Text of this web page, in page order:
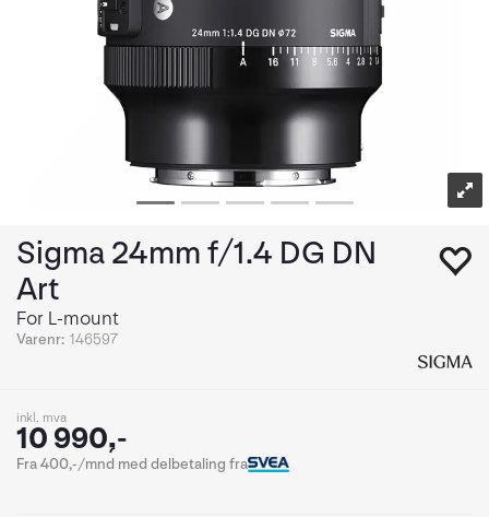
Sigma 24mm f/1.4 DG DN
Art
For L-mount
Varenr: 146597
inkl. mva
10 990,-
Fra 400,-/mnd med delbetaling fra